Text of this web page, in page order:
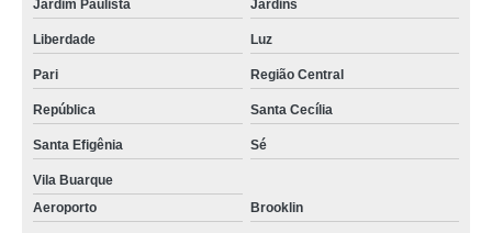
Jardim Paulista Jardins
Liberdade Luz
Pari Região Central
República Santa Cecília
Santa Efigênia Sé
Vila Buarque
Aeroporto
Brooklin